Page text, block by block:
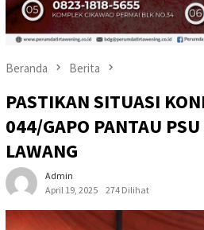
Beranda Berita
PASTIKAN SITUASI
044/GAPO PANTAU
LAWANG
Admin
April 19, 2025
274 Dilihat